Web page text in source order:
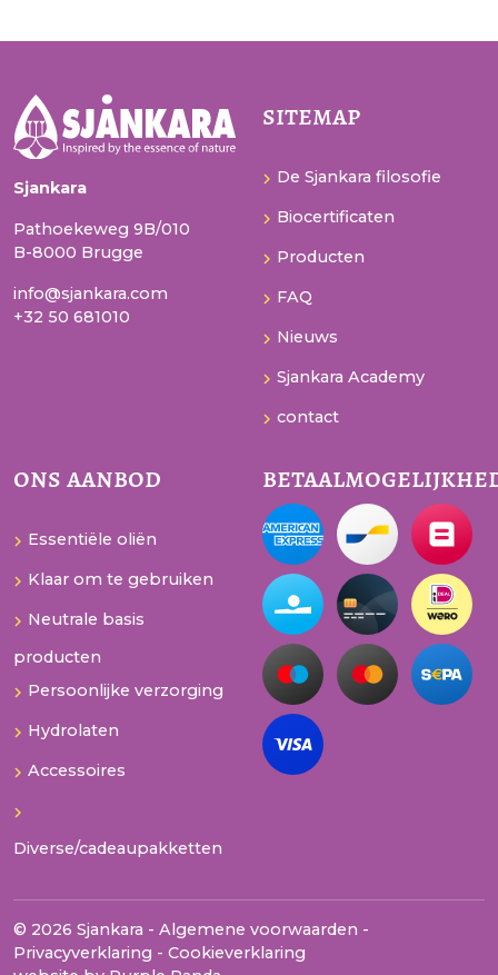
Sjankara
Pathoekeweg 9B/010
B-8000 Brugge
info@sjankara.com
+32 50 681010
sitemap
De Sjankara filosofie
Biocertificaten
Producten
FAQ
Nieuws
Sjankara Academy
contact
ons aanbod
Essentiële oliën
Klaar om te gebruiken
Neutrale basis
producten
Persoonlijke verzorging
Hydrolaten
Accessoires
Diverse/cadeaupakketten
© 2026 Sjankara - Algemene voorwaarden -
Privacyverklaring - Cookieverklaring